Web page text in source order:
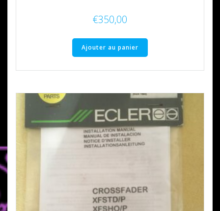
€350,00
Ajouter au panier